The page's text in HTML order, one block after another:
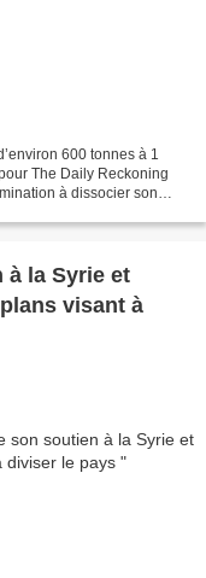
600 tonnes à 1
The Daily Reckoning
à dissocier son
à la Syrie et
visant à